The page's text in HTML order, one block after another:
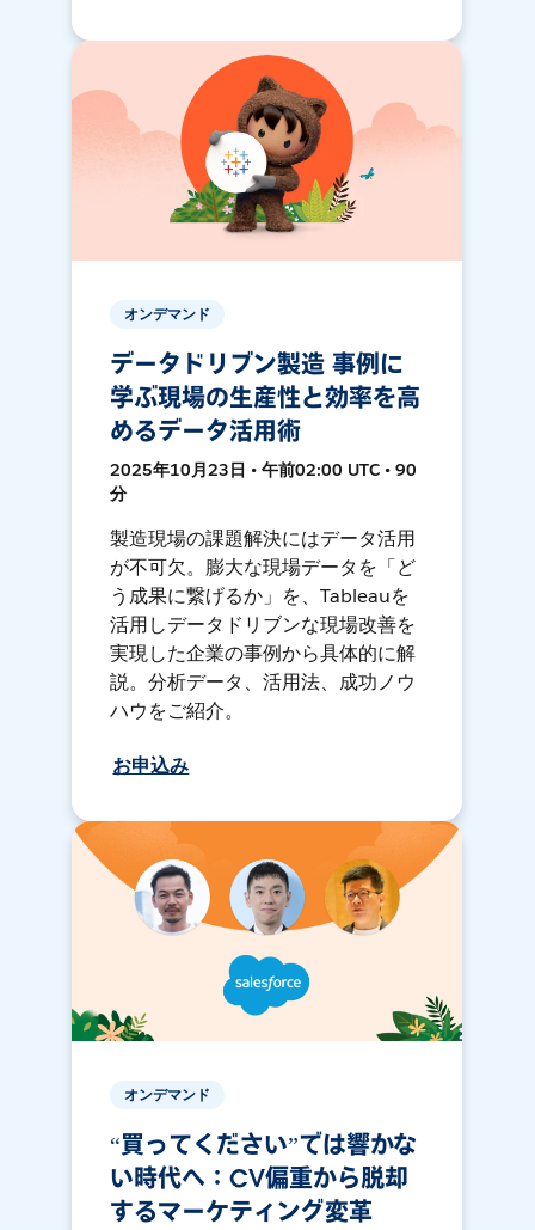
オンデマンド
データドリブン製造 事例に
学ぶ現場の生産性と効率を高
めるデータ活用術
2025年10月23日 • 午前02:00 UTC • 90
分
製造現場の課題解決にはデータ活用
が不可欠。膨大な現場データを「ど
う成果に繋げるか」を、Tableauを
活用しデータドリブンな現場改善を
実現した企業の事例から具体的に解
説。分析データ、活用法、成功ノウ
ハウをご紹介。
お申込み
オンデマンド
“買ってください”では響かな
い時代へ：CV偏重から脱却
するマーケティング変革